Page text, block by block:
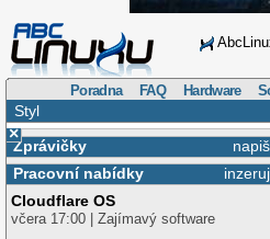
Poradna FAQ Hardware
Styl
×
Zprávičky
Pracovní nabídky
Cloudflare OS
včera 17:00 | Zajímavý software